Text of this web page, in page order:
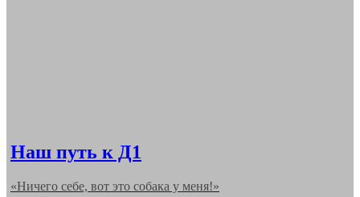
Наш путь к Д1
«Ничего себе, вот это собака у меня!»